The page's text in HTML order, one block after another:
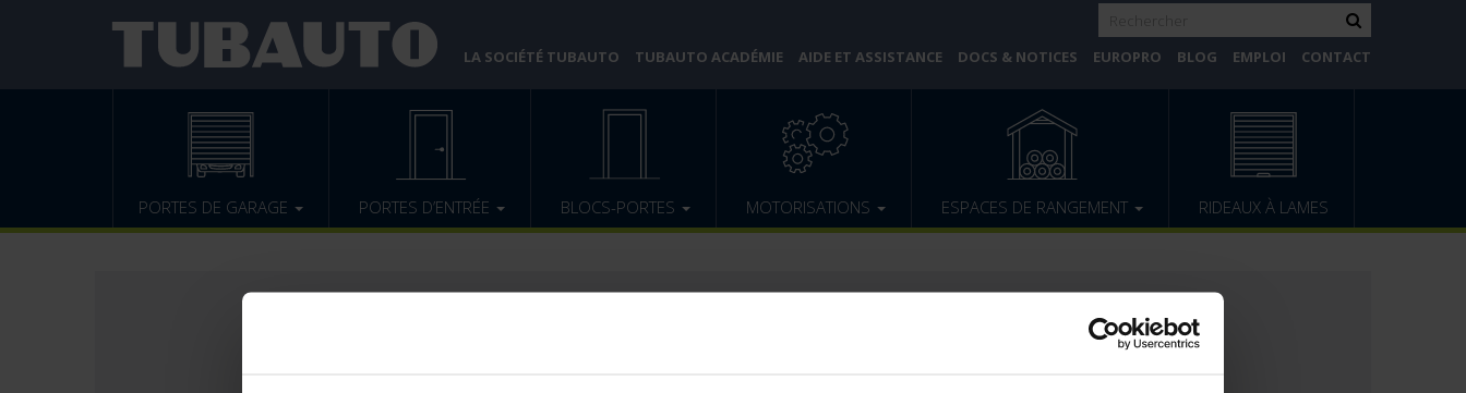
LA SOCIÉTÉ TUBAUTO TUBAUTO ACADÉMIE AIDE ET ASSISTANCE DOCS & NOTICES EUROPRO BLOG EMPLOI CONTACT
PORTES DE GARAGE PORTES D’ENTRÉE BLOCS-PORTES MOTORISATIONS ESPACES DE RANGEMENT RIDEAUX À LAMES